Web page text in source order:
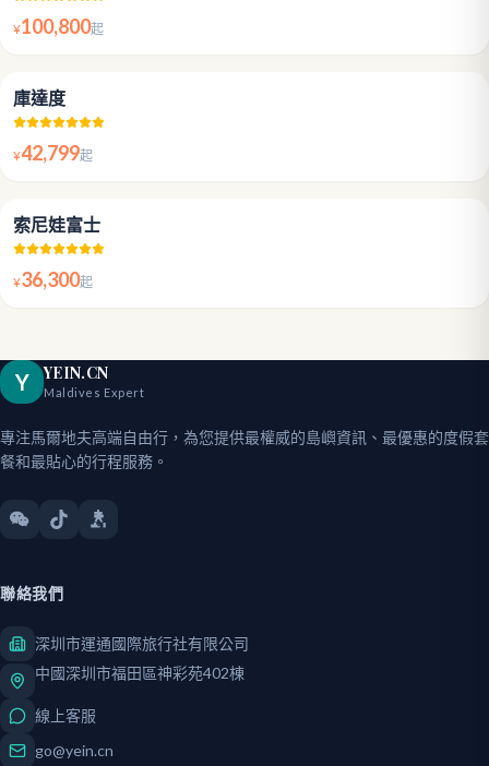
¥100,800起
庫達度
¥42,799起
索尼娃富士
¥36,300起
Y YEIN.CN
Maldives Expert
專注馬爾地夫高端自由行，為您提供最權威的島嶼資訊、最優惠的度假套
餐和最貼心的行程服務。
聯絡我們
深圳市運通國際旅行社有限公司
中國深圳市福田區神彩苑402棟
線上客服
go@yein.cn